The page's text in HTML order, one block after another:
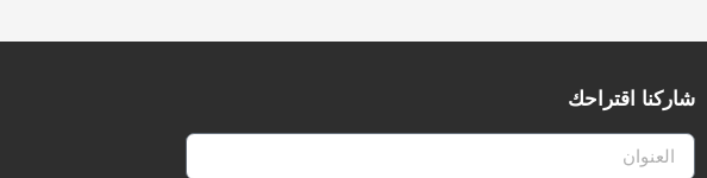
شاركنا اقتراحك